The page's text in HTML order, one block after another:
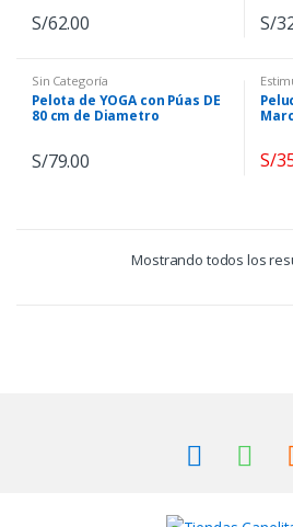
S/62.00 S/
Sin Categoría
Pelota de YOGA con Púas DE
80 cm de Diametro
S/79.00
Bebés
S/
Mostrando todos los